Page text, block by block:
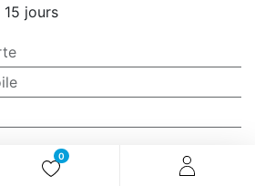
0
15 jours
Non (standard)